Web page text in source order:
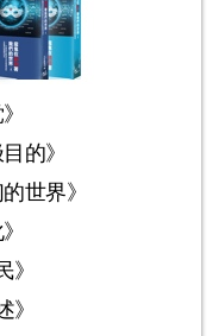
的》
世界》
》
》